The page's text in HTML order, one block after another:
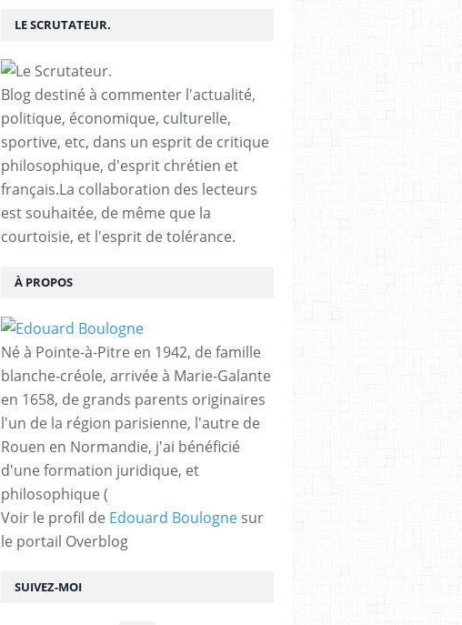
SUIVEZ-MOI
LE SCRUTATEUR.
Blog destiné à commenter l'actualité,
politique, économique, culturelle,
sportive, etc, dans un esprit de critique
philosophique, d'esprit chrétien et
français.La collaboration des lecteurs
est souhaitée, de même que la
courtoisie, et l'esprit de tolérance.
À PROPOS
Né à Pointe-à-Pitre en 1942, de famille
blanche-créole, arrivée à Marie-Galante
en 1658, de grands parents originaires
l'un de la région parisienne, l'autre de
Rouen en Normandie, j'ai bénéficié
d'une formation juridique, et
philosophique (
Voir le profil de Edouard Boulogne sur
le portail Overblog